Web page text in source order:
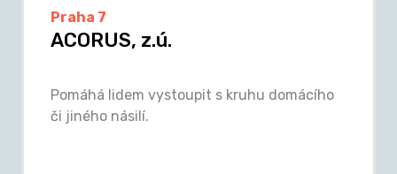
Praha 7
ACORUS, z.ú.
Pomáhá lidem vystoupit s kruhu domácího
či jiného násilí.